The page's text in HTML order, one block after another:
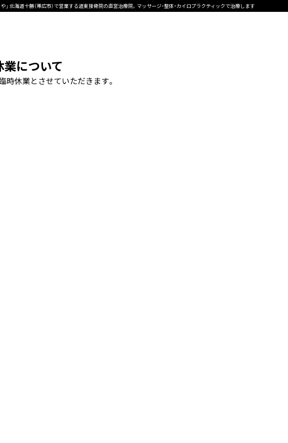
や」 北海道十勝（帯広市）で営業する道東接骨院の直営治療院。マッサージ・整体・カイロプラクティックで治療します
業について
時休業とさせていただきます。